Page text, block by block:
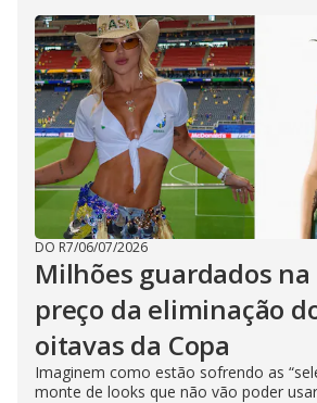
DO R7/06/07/2026
Milhões guardados na
preço da eliminação
oitavas da Copa
Imaginem como estão sofrendo as
monte de looks que não vão poder usar